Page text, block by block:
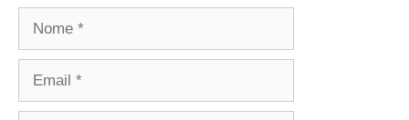
Nome
Email